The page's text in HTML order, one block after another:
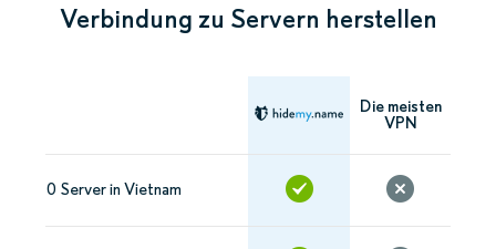
Verbindung zu Servern herstellen
Die meisten
VPN
0 Server in Vietnam